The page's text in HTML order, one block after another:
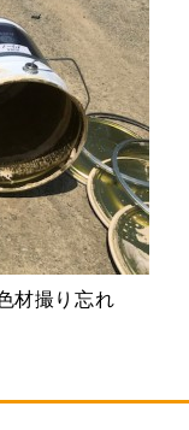
材撮り忘れ